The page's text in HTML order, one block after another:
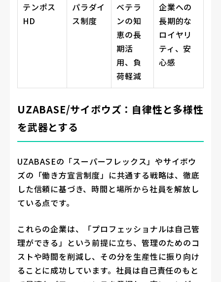
テンポス
HD
パラダイ
ス制度
ベテラ
ンの知
恵の長
期活
用、負
荷軽減
企業への
長期的な
ロイヤリ
ティ、安
心感
UZABASE/サイボウズ：自律性と多様性
を武器とする
UZABASEの「スーパーフレックス」やサイボウ
ズの「働き方宣言制度」に共通する戦略は、徹底
した信頼に基づき、時間と場所から社員を解放し
ている点です。
これらの企業は、「プロフェッショナルは自己管
理ができる」という前提に立ち、管理のためのコ
ストや時間を削減し、その分を生産性に振り向け
ることに成功しています。社員は自己責任のもと